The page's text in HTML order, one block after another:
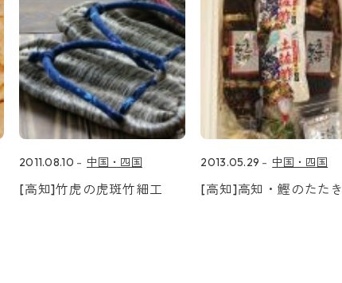
2011.08.10 中国・四国
[高知]竹虎の虎斑竹細工
2013.05.29 中国・四国
[高知]高知・鰹のたたき